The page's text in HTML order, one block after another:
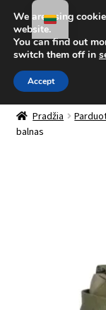
Pereiti prie meniu
Pereiti prie turinio
Parduotuvė
Pradžia
balnas
We are using
website.
You can find out
switch them off in
Accept